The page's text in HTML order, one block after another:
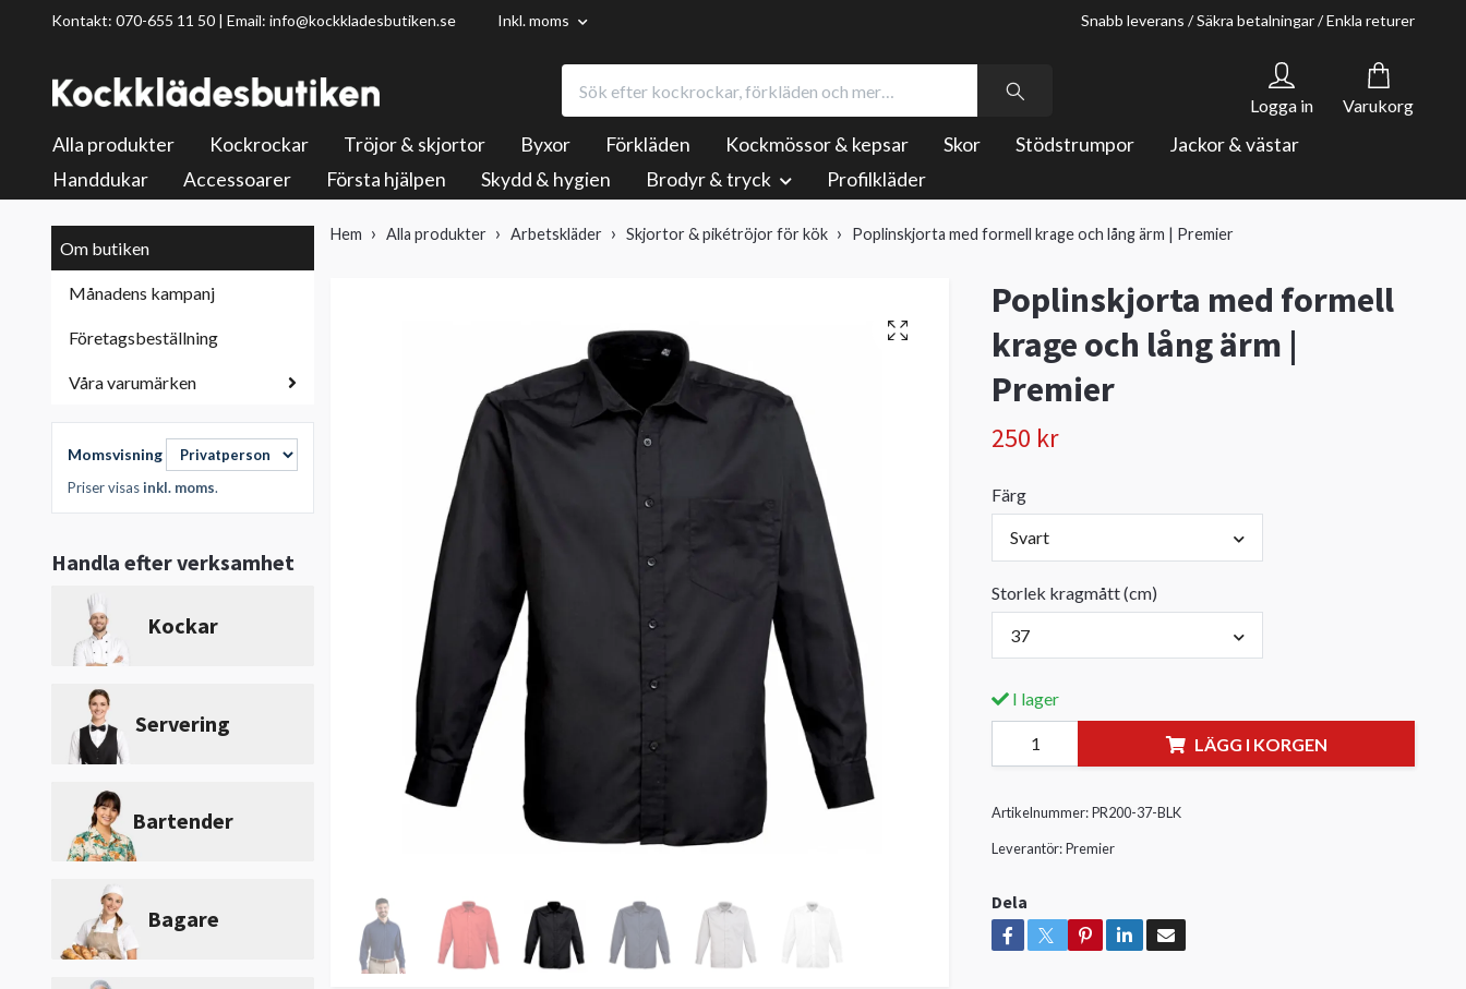
Kontakt: 070-655 11 50 | Email: info@kockkladesbutiken.se Inkl. moms Snabb leverans / Säkra betalningar / Enkla returer
Logga in Varukorg
Alla produkter Kockrockar Tröjor & skjortor Byxor Förkläden Kockmössor & kepsar Skor Stödstrumpor
Jackor & västar
Handdukar
Accessoarer Första hjälpen Skydd & hygien Brodyr & tryck Profilkläder
Om butiken
Månadens kampanj
Företagsbeställning
Våra varumärken
Momsvisning
Priser visasinkl. moms.
Handla efter verksamhet
Kockar
Servering
Bartender
Bagare
Hem Alla produkter Arbetskläder Skjortor & pikétröjor för kök Poplinskjorta med formell krage och lång ärm | Premier
Poplinskjorta med formell
krage och lång ärm |
Premier
250 kr
Färg
Svart
Storlek kragmått (cm)
37
I lager
LÄGG I KORGEN
Artikelnummer: PR200-37-BLK
Leverantör: Premier
Dela